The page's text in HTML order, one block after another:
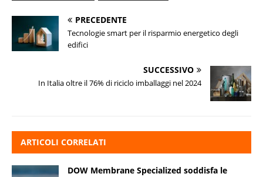
PRECEDENTE
Tecnologie smart per il risparmio energetico degli
edifici
SUCCESSIVO
In Italia oltre il 76% di riciclo imballaggi nel 2024
ARTICOLI CORRELATI
DOW Membrane Specialized soddisfa le